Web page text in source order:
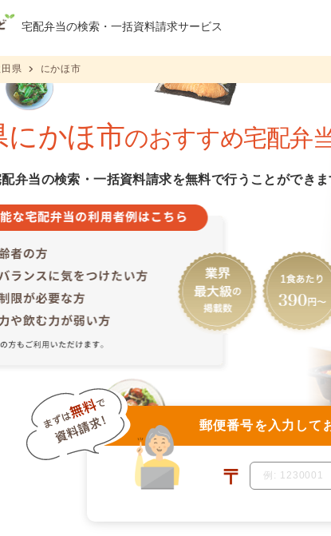
宅配弁当の検索・一括資料請求サービス
県 にかほ市
にかほ市のおすすめ宅配弁
弁当の検索・一括資料請求を無料で行うことができま
郵便番号を入力して
〒